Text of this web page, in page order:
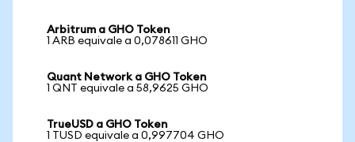
Arbitrum a GHO Token
1 ARB equivale a 0,078611 GHO
Quant Network a GHO Token
1 QNT equivale a 58,9625 GHO
TrueUSD a GHO Token
1 TUSD equivale a 0,997704 GHO